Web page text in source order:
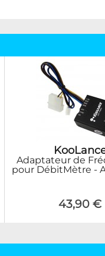
Adaptateur de
pour DébitMètre -
43,90 €